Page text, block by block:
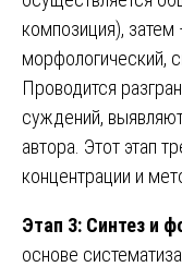
композиция),
морфологический,
Проводится
суждений,
автора. Этот этап
концентрации и
Этап 3: Синтез и
основе